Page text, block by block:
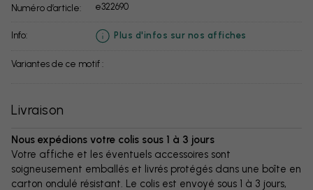
Numéro d’article: e322690
info: Plus d'infos sur nos affiches
Variantes de ce motif :
Livraison
Nous expédions votre colis sous 1 à 3 jours
Votre affiche et les éventuels accessoires sont
soigneusement emballés et livrés protégés dans une boîte en
carton ondulé résistant. Le colis est envoyé sous 1 à 3 jours,